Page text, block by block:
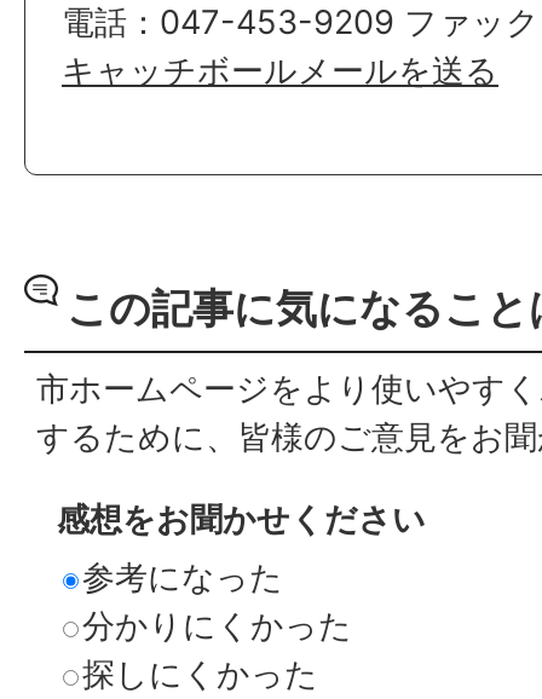
電話：047-453-9209 ファッ
キャッチボールメールを送る
この記事に気になるこ
市ホームページをより使いやす
するために、皆様のご意見をお
感想をお聞かせください
参考になった
分かりにくかった
探しにくかった